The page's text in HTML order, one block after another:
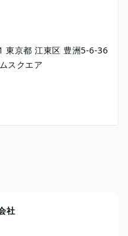
東京都江東区 豊洲5-6-36
スクエア
社